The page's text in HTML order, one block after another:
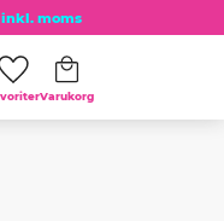
inkl. moms
Favoriter
Kundvagn